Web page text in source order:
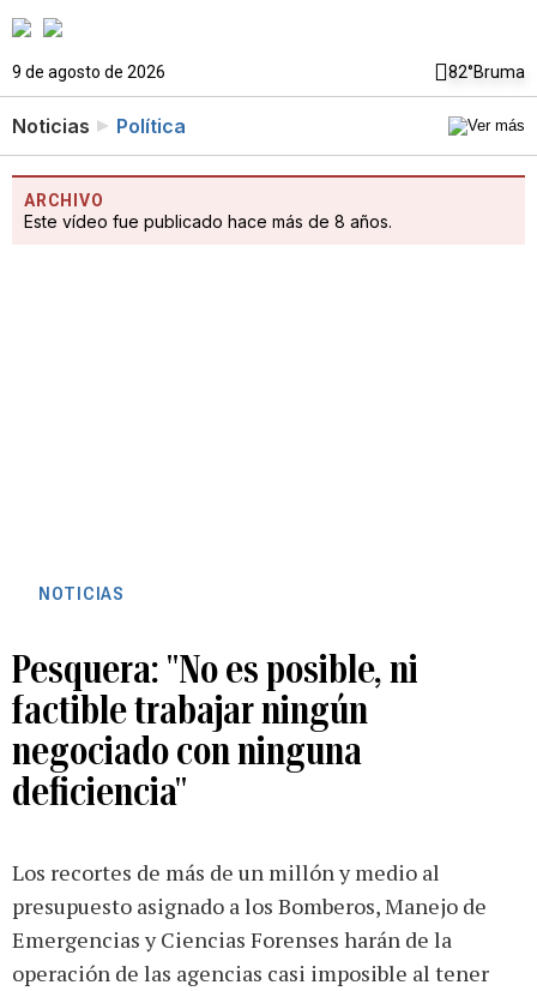
9 de agosto de 2026 82°Bruma
Noticias Política
ARCHIVO
Este vídeo fue publicado hace más de 8 años.
NOTICIAS
Pesquera: "No es posible, ni
factible trabajar ningún
negociado con ninguna
deficiencia"
Los recortes de más de un millón y medio al
presupuesto asignado a los Bomberos, Manejo de
Emergencias y Ciencias Forenses harán de la
operación de las agencias casi imposible al tener